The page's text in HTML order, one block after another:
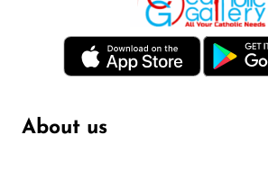
About us